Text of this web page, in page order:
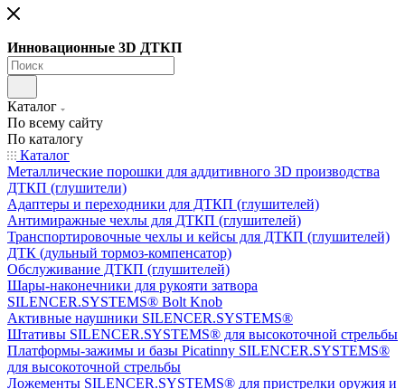
Инновационные 3D ДТКП
Каталог
По всему сайту
По каталогу
Каталог
Металлические порошки для аддитивного 3D производства
ДТКП (глушители)
Адаптеры и переходники для ДТКП (глушителей)
Антимиражные чехлы для ДТКП (глушителей)
Транспортировочные чехлы и кейсы для ДТКП (глушителей)
ДТК (дульный тормоз-компенсатор)
Обслуживание ДТКП (глушителей)
Шары-наконечники для рукояти затвора
SILENCER.SYSTEMS® Bolt Knob
Активные наушники SILENCER.SYSTEMS®
Штативы SILENCER.SYSTEMS® для высокоточной стрельбы
Платформы-зажимы и базы Picatinny SILENCER.SYSTEMS®
для высокоточной стрельбы
Ложементы SILENCER.SYSTEMS® для пристрелки оружия и